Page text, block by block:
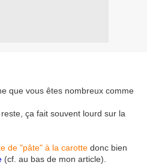
que vous êtes nombreux comme
ça fait souvent lourd sur la
de "pâte" à la carotte donc bien
(cf. au bas de mon article).